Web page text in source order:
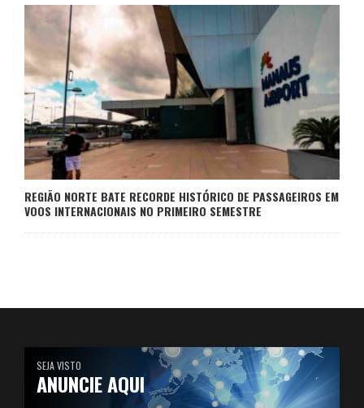
REGIÃO NORTE BATE RECORDE HISTÓRICO DE PASSAGEIROS EM
VOOS INTERNACIONAIS NO PRIMEIRO SEMESTRE
SEJA VISTO
ANUNCIE AQUI